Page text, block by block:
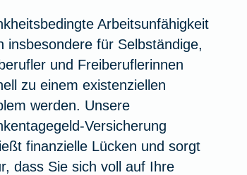
Arbeitsunfähigkeit
insbesondere für Selbständige,
und Freiberuflerinnen
zu einem existenziellen
werden. Unsere
Versicherung
finanzielle Lücken und sorgt
dass Sie sich voll auf Ihre